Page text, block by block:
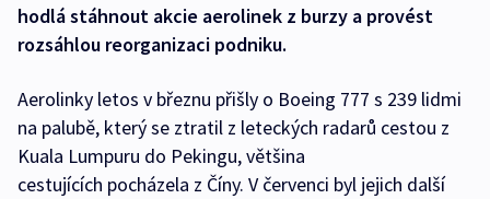
hodlá stáhnout akcie aerolinek z burzy a provést
rozsáhlou reorganizaci podniku.
Aerolinky letos v březnu přišly o Boeing 777 s 239 lidmi
na palubě, který se ztratil z leteckých radarů cestou z
Kuala Lumpuru do Pekingu, většina
cestujících pocházela z Číny. V červenci byl jejich další